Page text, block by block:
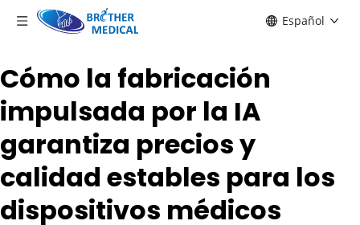
Español
Cómo la fabricación
impulsada por la IA
garantiza precios y
calidad estables para los
dispositivos médicos